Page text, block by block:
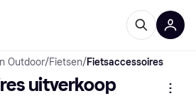
Outdoor/Fietsen/Fietsaccessoires
uitverkoop